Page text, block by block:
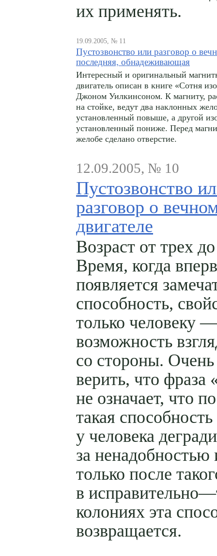
их применять.
19.09.2005, № 11
Пустозвонство или разговор о
последняя, обнадеживающая
Интересный и оригинальный
двигатель описан в книге «Сотня
Джоном Уилкинсоном. К магниту,
на стойке, ведут два наклонных
установленный повыше, а другой
установленный пониже. Перед
желобе сделано отверстие.
12.09.2005, № 10
Пустозвонство
разговор о
двигателе
Возраст от трех
Время, когда
появляется
способность,
только человеку —
возможность
со стороны. Очень
верить, что фраза
не означает, что
такая способность
у человека
за ненадобностью
только после
в
колониях эта
возвращается.